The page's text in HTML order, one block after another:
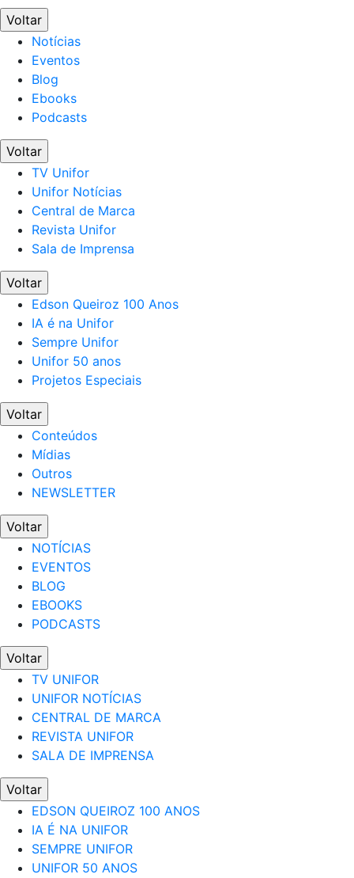
Voltar
Notícias
Eventos
Blog
Ebooks
Podcasts
Voltar
TV Unifor
Unifor Notícias
Central de Marca
Revista Unifor
Sala de Imprensa
Voltar
Edson Queiroz 100 Anos
IA é na Unifor
Sempre Unifor
Unifor 50 anos
Projetos Especiais
Voltar
Conteúdos
Mídias
Outros
NEWSLETTER
Voltar
NOTÍCIAS
EVENTOS
BLOG
EBOOKS
PODCASTS
Voltar
TV UNIFOR
UNIFOR NOTÍCIAS
CENTRAL DE MARCA
REVISTA UNIFOR
SALA DE IMPRENSA
Voltar
EDSON QUEIROZ 100 ANOS
IA É NA UNIFOR
SEMPRE UNIFOR
UNIFOR 50 ANOS